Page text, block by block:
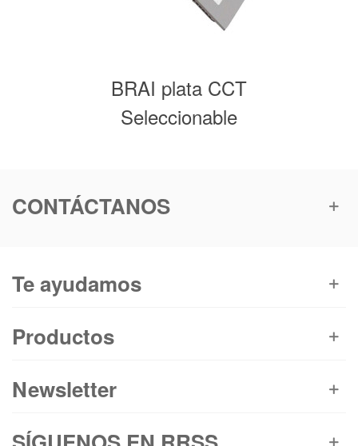
BRAI plata CCT
Seleccionable
CONTÁCTANOS
Te ayudamos
Productos
Newsletter